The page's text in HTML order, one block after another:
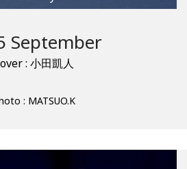
September
: 小田凱人
: MATSUO.K